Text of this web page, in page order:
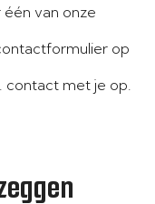
van onze
op
contact met je op.